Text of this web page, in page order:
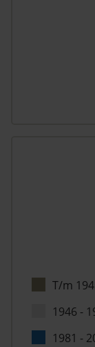
T/m
1946 -
1981 -